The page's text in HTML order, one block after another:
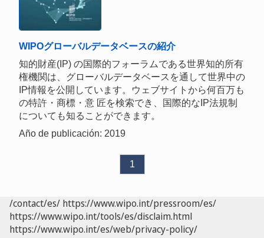
WIPOグローバルデータベースの紹介
知的財産(IP) の国際的フォーラムである世界知的所有
権機関は、グローバルデータベースを通して世界中の
IP情報を公開しています。ウェブサイトから何百万も
の特許・商標・意 匠を検索でき、国際的なIP法規制
についても知ることができます。
Año de publicación: 2019
1
/contact/es/ https://www.wipo.int/pressroom/es/
https://www.wipo.int/tools/es/disclaim.html
https://www.wipo.int/es/web/privacy-policy/